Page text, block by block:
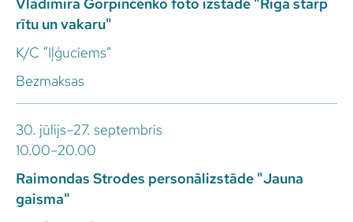
rītu un vakaru"
K/C “Iļģuciems”
Bezmaksas
30. jūlijs–27. septembris
10.00–20.00
Raimondas Strodes personālizstāde "Jauna
gaisma"